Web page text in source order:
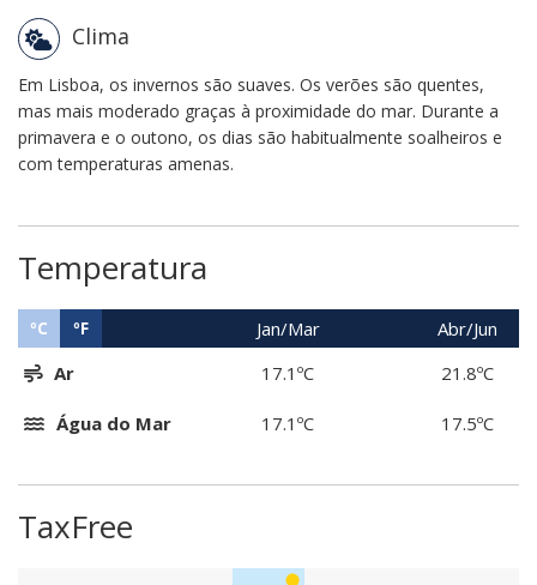
Clima
Em Lisboa, os invernos são suaves. Os verões são quentes,
mas mais moderado graças à proximidade do mar. Durante a
primavera e o outono, os dias são habitualmente soalheiros e
com temperaturas amenas.
Temperatura
ºC ºF Jan/Mar
Abr/Jun
Ar
17.1ºC 21.8ºC
Água do Mar 17.1ºC 17.5ºC
TaxFree